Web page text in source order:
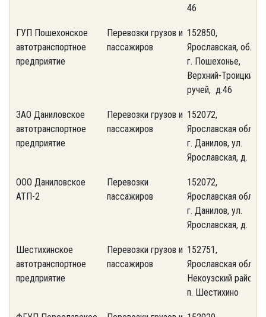
46
ГУП Пошехонское
автотранспортное
предприятие
Перевозки грузов и
пассажиров
152850,
Ярославская, обл.,
г. Пошехонье,
Верхний-Троицкий
ручей, д.46
ЗАО Даниловское
автотранспортное
предприятие
Перевозки грузов и
пассажиров
152072,
Ярославская обл.,
г. Данилов, ул.
Ярославская, д. 79
ООО Даниловское
АТП-2
Перевозки
пассажиров
152072,
Ярославская обл.,
г. Данилов, ул.
Ярославская, д. 79
Шестихинское
автотранспортное
предприятие
Перевозки грузов и
пассажиров
152751,
Ярославская обл.,
Некоузский район,
п. Шестихино